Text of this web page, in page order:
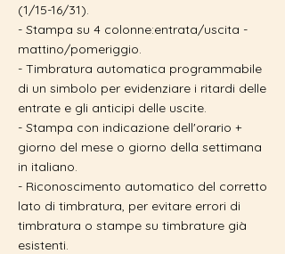
(1/15-16/31).
- Stampa su 4 colonne:entrata/uscita -
mattino/pomeriggio.
- Timbratura automatica programmabile
di un simbolo per evidenziare i ritardi delle
entrate e gli anticipi delle uscite.
- Stampa con indicazione dell'orario +
giorno del mese o giorno della settimana
in italiano.
- Riconoscimento automatico del corretto
lato di timbratura, per evitare errori di
timbratura o stampe su timbrature già
esistenti.